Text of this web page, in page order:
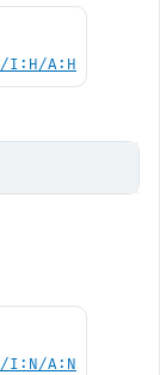
I:H/A:H
I:N/A:N